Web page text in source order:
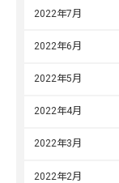
2022年7月
2022年6月
2022年5月
2022年4月
2022年3月
2022年2月